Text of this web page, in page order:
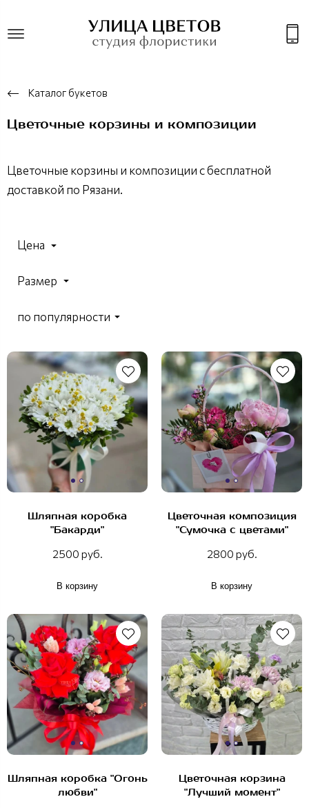
Каталог букетов
Цветочные корзины и композиции
Цветочные корзины и композиции с бесплатной
доставкой по Рязани.
Цена
Размер
по популярности
Шляпная коробка
"Бакарди"
2500 руб.
В корзину
Цветочная композиция
"Сумочка с цветами"
2800 руб.
В корзину
Шляпная коробка "Огонь
любви"
Цветочная корзина
"Лучший момент"